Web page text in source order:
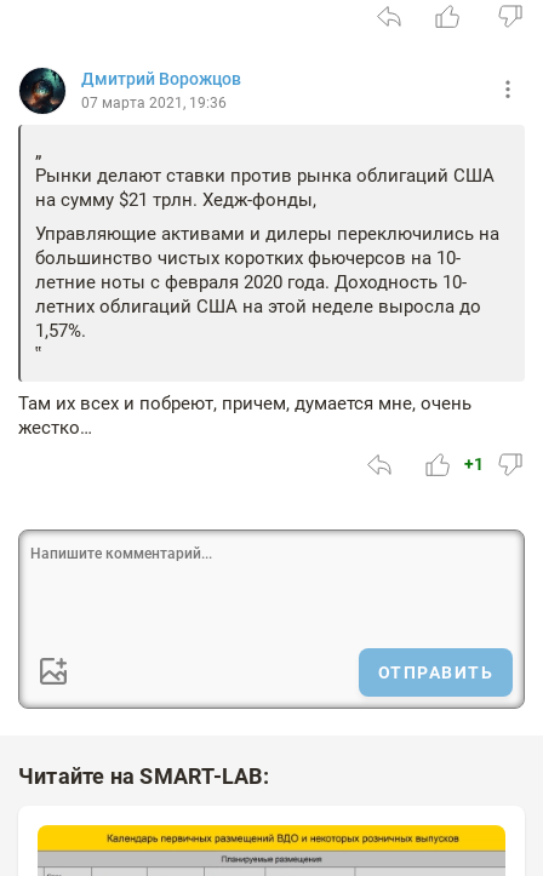
Дмитрий Ворожцов
07 марта 2021, 19:36
Рынки делают ставки против рынка облигаций США
на сумму $21 трлн. Хедж-фонды,
Управляющие активами и дилеры переключились на
большинство чистых коротких фьючерсов на 10-
летние ноты с февраля 2020 года. Доходность 10-
летних облигаций США на этой неделе выросла до
1,57%.
Там их всех и побреют, причем, думается мне, очень
жестко…
+1
ОТПРАВИТЬ
Читайте на SMART-LAB: